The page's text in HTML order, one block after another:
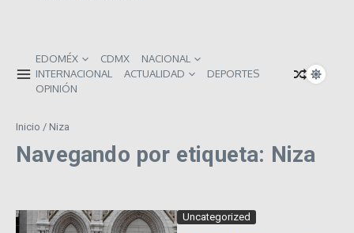
EDOMÉX CDMX
NACIONAL
INTERNACIONAL
ACTUALIDAD
DEPORTES
OPINIÓN
Inicio / Niza
Navegando por etiqueta: Niza
Uncategorized